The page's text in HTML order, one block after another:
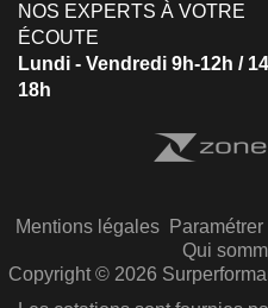
NOS EXPERTS À VOTRE
ÉCOUTE
Lundi - Vendredi 9h-12h /
18h
Mentions légales
Qui
Copyright © 2026